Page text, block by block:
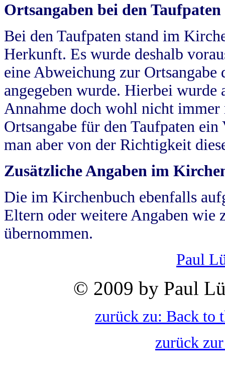
Ortsangaben bei den Taufpaten
Bei den Taufpaten stand im
Herkunft. Es wurde deshalb
eine Abweichung zur
angegeben wurde. Hierbei wurde
Annahme doch wohl nicht
Ortsangabe für den Taufpaten
man aber von der Richtigkeit
Zusätzliche Angaben im
Die im Kirchenbuch ebenfalls
Eltern oder weitere Angaben wie
übernommen.
Paul
© 2009 by Paul
zurück zu: Back to
zurück